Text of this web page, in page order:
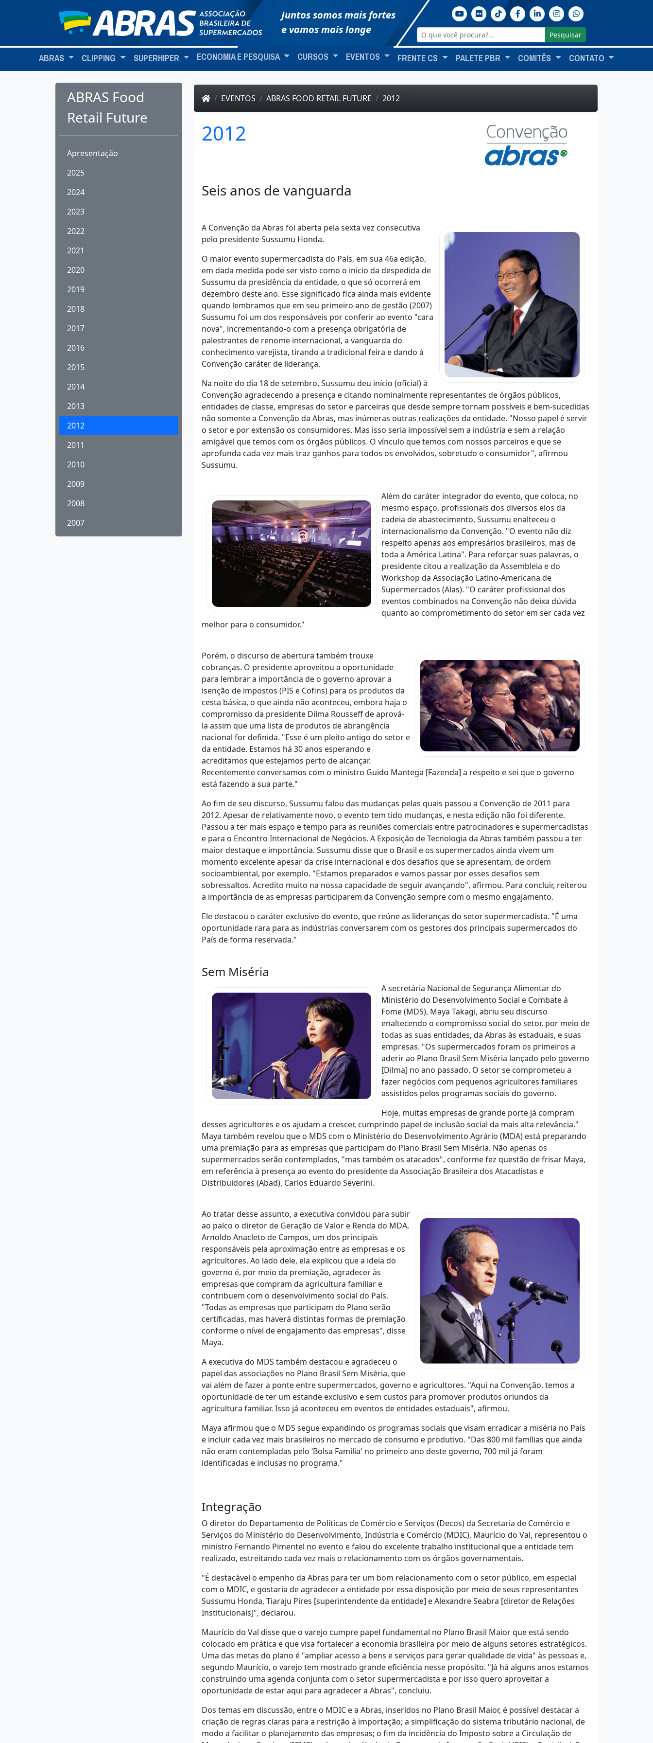
Juntos somos mais fortes
e vamos mais longe
Pesquisar
ABRAS CLIPPING SUPERHIPER ECONOMIA E PESQUISA CURSOS EVENTOS FRENTE CS PALETE PBR COMITÊS CONTATO
ABRAS Food
Retail Future
Apresentação
2025
2024
2023
2022
2021
2020
2019
2018
2017
2016
2015
2014
2013
2012
2011
2010
2009
2008
2007
EVENTOS ABRAS FOOD RETAIL FUTURE 2012
2012
Seis anos de vanguarda
A Convenção da Abras foi aberta pela sexta vez consecutiva
pelo presidente Sussumu Honda.
O maior evento supermercadista do País, em sua 46a edição,
em dada medida pode ser visto como o início da despedida de
Sussumu da presidência da entidade, o que só ocorrerá em
dezembro deste ano. Esse significado fica ainda mais evidente
quando lembramos que em seu primeiro ano de gestão (2007)
Sussumu foi um dos responsáveis por conferir ao evento "cara
nova", incrementando-o com a presença obrigatória de
palestrantes de renome internacional, a vanguarda do
conhecimento varejista, tirando a tradicional feira e dando à
Convenção caráter de liderança.
Na noite do dia 18 de setembro, Sussumu deu início (oficial) à
Convenção agradecendo a presença e citando nominalmente representantes de órgãos públicos,
entidades de classe, empresas do setor e parceiras que desde sempre tornam possíveis e bem-sucedidas
não somente a Convenção da Abras, mas inúmeras outras realizações da entidade. "Nosso papel é servir
o setor e por extensão os consumidores. Mas isso seria impossível sem a indústria e sem a relação
amigável que temos com os órgãos públicos. O vínculo que temos com nossos parceiros e que se
aprofunda cada vez mais traz ganhos para todos os envolvidos, sobretudo o consumidor", afirmou
Sussumu.
Além do caráter integrador do evento, que coloca, no
mesmo espaço, profissionais dos diversos elos da
cadeia de abastecimento, Sussumu enalteceu o
internacionalismo da Convenção. "O evento não diz
respeito apenas aos empresários brasileiros, mas de
toda a América Latina". Para reforçar suas palavras, o
presidente citou a realização da Assembleia e do
Workshop da Associação Latino-Americana de
Supermercados (Alas). "O caráter profissional dos
eventos combinados na Convenção não deixa dúvida
quanto ao comprometimento do setor em ser cada vez
melhor para o consumidor."
Porém, o discurso de abertura também trouxe
cobranças. O presidente aproveitou a oportunidade
para lembrar a importância de o governo aprovar a
isenção de impostos (PIS e Cofins) para os produtos da
cesta básica, o que ainda não aconteceu, embora haja o
compromisso da presidente Dilma Rousseff de aprová-
la assim que uma lista de produtos de abrangência
nacional for definida. "Esse é um pleito antigo do setor e
da entidade. Estamos há 30 anos esperando e
acreditamos que estejamos perto de alcançar.
Recentemente conversamos com o ministro Guido Mantega [Fazenda] a respeito e sei que o governo
está fazendo a sua parte."
Ao fim de seu discurso, Sussumu falou das mudanças pelas quais passou a Convenção de 2011 para
2012. Apesar de relativamente novo, o evento tem tido mudanças, e nesta edição não foi diferente.
Passou a ter mais espaço e tempo para as reuniões comerciais entre patrocinadores e supermercadistas
e para o Encontro Internacional de Negócios. A Exposição de Tecnologia da Abras também passou a ter
maior destaque e importância. Sussumu disse que o Brasil e os supermercados ainda vivem um
momento excelente apesar da crise internacional e dos desafios que se apresentam, de ordem
socioambiental, por exemplo. "Estamos preparados e vamos passar por esses desafios sem
sobressaltos. Acredito muito na nossa capacidade de seguir avançando", afirmou. Para concluir, reiterou
a importância de as empresas participarem da Convenção sempre com o mesmo engajamento.
Ele destacou o caráter exclusivo do evento, que reúne as lideranças do setor supermercadista. "É uma
oportunidade rara para as indústrias conversarem com os gestores dos principais supermercados do
País de forma reservada."
Sem Miséria
A secretária Nacional de Segurança Alimentar do
Ministério do Desenvolvimento Social e Combate à
Fome (MDS), Maya Takagi, abriu seu discurso
enaltecendo o compromisso social do setor, por meio de
todas as suas entidades, da Abras às estaduais, e suas
empresas. "Os supermercados foram os primeiros a
aderir ao Plano Brasil Sem Miséria lançado pelo governo
[Dilma] no ano passado. O setor se comprometeu a
fazer negócios com pequenos agricultores familiares
assistidos pelos programas sociais do governo.
Hoje, muitas empresas de grande porte já compram
desses agricultores e os ajudam a crescer, cumprindo papel de inclusão social da mais alta relevância."
Maya também revelou que o MDS com o Ministério do Desenvolvimento Agrário (MDA) está preparando
uma premiação para as empresas que participam do Plano Brasil Sem Miséria. Não apenas os
supermercados serão contemplados, "mas também os atacados", conforme fez questão de frisar Maya,
em referência à presença ao evento do presidente da Associação Brasileira dos Atacadistas e
Distribuidores (Abad), Carlos Eduardo Severini.
Ao tratar desse assunto, a executiva convidou para subir
ao palco o diretor de Geração de Valor e Renda do MDA,
Arnoldo Anacleto de Campos, um dos principais
responsáveis pela aproximação entre as empresas e os
agricultores. Ao lado dele, ela explicou que a ideia do
governo é, por meio da premiação, agradecer às
empresas que compram da agricultura familiar e
contribuem com o desenvolvimento social do País.
"Todas as empresas que participam do Plano serão
certificadas, mas haverá distintas formas de premiação
conforme o nível de engajamento das empresas", disse
Maya.
A executiva do MDS também destacou e agradeceu o
papel das associações no Plano Brasil Sem Miséria, que
vai além de fazer a ponte entre supermercados, governo e agricultores. "Aqui na Convenção, temos a
oportunidade de ter um estande exclusivo e sem custos para promover produtos oriundos da
agricultura familiar. Isso já aconteceu em eventos de entidades estaduais", afirmou.
Maya afirmou que o MDS segue expandindo os programas sociais que visam erradicar a miséria no País
e incluir cada vez mais brasileiros no mercado de consumo e produtivo. "Das 800 mil famílias que ainda
não eram contempladas pelo ‘Bolsa Família' no primeiro ano deste governo, 700 mil já foram
identificadas e inclusas no programa."
Integração
O diretor do Departamento de Políticas de Comércio e Serviços (Decos) da Secretaria de Comércio e
Serviços do Ministério do Desenvolvimento, Indústria e Comércio (MDIC), Maurício do Val, representou o
ministro Fernando Pimentel no evento e falou do excelente trabalho institucional que a entidade tem
realizado, estreitando cada vez mais o relacionamento com os órgãos governamentais.
"É destacável o empenho da Abras para ter um bom relacionamento com o setor público, em especial
com o MDIC, e gostaria de agradecer a entidade por essa disposição por meio de seus representantes
Sussumu Honda, Tiaraju Pires [superintendente da entidade] e Alexandre Seabra [diretor de Relações
Institucionais]", declarou.
Maurício do Val disse que o varejo cumpre papel fundamental no Plano Brasil Maior que está sendo
colocado em prática e que visa fortalecer a economia brasileira por meio de alguns setores estratégicos.
Uma das metas do plano é "ampliar acesso a bens e serviços para gerar qualidade de vida" às pessoas e,
segundo Maurício, o varejo tem mostrado grande eficiência nesse propósito. "Já há alguns anos estamos
construindo uma agenda conjunta com o setor supermercadista e por isso quero aproveitar a
oportunidade de estar aqui para agradecer a Abras", concluiu.
Dos temas em discussão, entre o MDIC e a Abras, inseridos no Plano Brasil Maior, é possível destacar a
criação de regras claras para a restrição à importação; a simplificação do sistema tributário nacional, de
modo a facilitar o planejamento das empresas; o fim da incidência do Imposto sobre a Circulação de